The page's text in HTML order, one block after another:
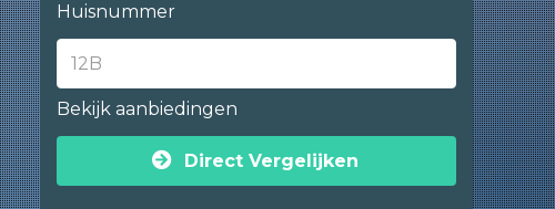
Huisnummer
Bekijk aanbiedingen
Direct Vergelijken